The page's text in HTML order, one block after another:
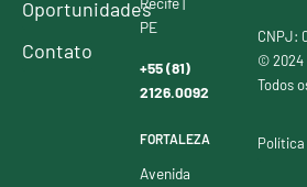
Oportunidades
Contato
PE
+55 (81)
2126.0092
FORTALEZA
Avenida
CNPJ:
© 2024
Todos